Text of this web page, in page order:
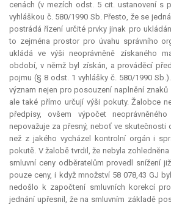
cenách (v mezích odst. 5 cit. ustanovení s
vyhláškou č. 580/1990 Sb. Přesto, že se
postrádá řízení určité prvky jinak pro
to zejména prostor pro úvahu správního
ukládá ve výši neoprávněně získaného
období, v němž byl získán, a prováděcí
pojmu (§ 8 odst. 1 vyhlášky č. 580/1990
význam nejen pro posouzení naplnění
ale také přímo určují výši pokuty. Žalobce
předpisy, ovšem výpočet
nepovažuje za přesný, neboť ve skutečnosti
než z jakého vycházel kontrolní orgán i
pokutě. V žalobě tvrdil, že nebyla
smluvní ceny odběratelům provedl snížení
pouze ceny, i když množství 58 078,43 GJ
nedošlo k započtení smluvních korekcí
jednání upřesnil, že na smluvním základě